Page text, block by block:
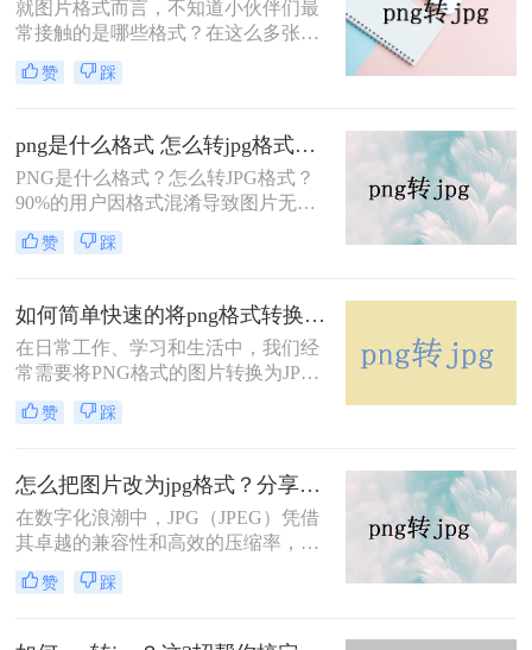
转换质量、操作效率、数据安全方面
差异很大，选错方法可能导致图片模
糊、色彩失真，甚至透明背景变成黑
底。
就图片格式而言，不知道小伙伴们最
常接触的是哪些格式？在这么多张图
片格式中，尽管png格式的清晰度接
近于原作，画质清晰，但缺点仍然存
些网站不支持png格式的图片，因此
很多人都会把图片怎么转jpg格式，那
么如何png转jpg？
赞 踩
png是什么格式 怎么转jpg格式？5种安全免费转换方法全解析！
PNG是什么格式？怎么转JPG格式？
90%的用户因格式混淆导致图片无法
上传、文件过大！本文权威解析PNG
格式本质，详解PNG转JPG的5种安全
分钟完成转换，100%保留画质！拒绝
病毒工具，只推荐微软/苹果认证方
案，解决图片格式转换核心痛点。
赞 踩
如何简单快速的将png格式转换成jpg格式？教你三招快速转格式！
在日常工作、学习和生活中，我们经
常需要将PNG格式的图片转换为JPG
格式，以满足不同的使用需求。
PNG（Portable Network Graphics）格
受到青睐，但JPG（Joint Photographic
Experts Group）格式则因其广泛的支
持和较小的文件大小而更适合网络传
输和打印
赞 踩
怎么把图片改为jpg格式？分享6种转换的方法！
在数字化浪潮中，JPG（JPEG）凭借
其卓越的兼容性和高效的压缩率，依
然是图像界的“通用语言”。无论是网
页上传、证件提交还是社交分享，
而，面对HEIC、PNG、WEBP等五花
赞 踩